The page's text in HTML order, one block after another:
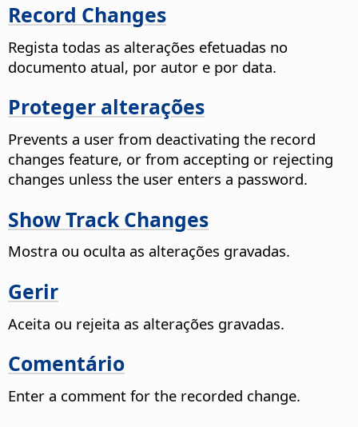
Record Changes
Regista todas as alterações efetuadas no
documento atual, por autor e por data.
Proteger alterações
Prevents a user from deactivating the record
changes feature, or from accepting or rejecting
changes unless the user enters a password.
Show Track Changes
Mostra ou oculta as alterações gravadas.
Gerir
Aceita ou rejeita as alterações gravadas.
Comentário
Enter a comment for the recorded change.